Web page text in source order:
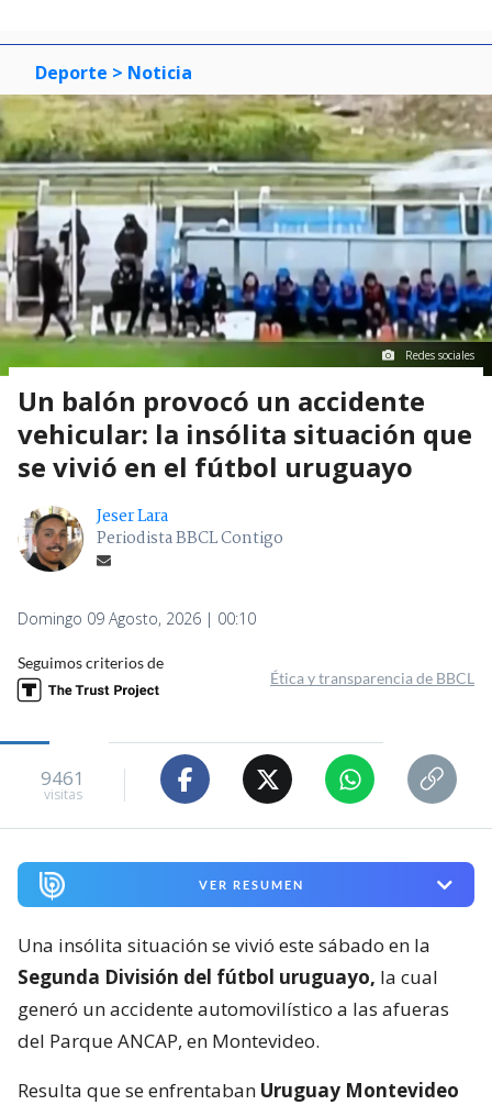
Deporte > Noticia
Redes sociales
Un balón provocó un accidente
vehicular: la insólita situación que
se vivió en el fútbol uruguayo
Jeser Lara
Periodista BBCL Contigo
Domingo 09 Agosto, 2026 | 00:10
Seguimos criterios de
Ética y transparencia de BBCL
9461
visitas
VER RESUMEN
Una insólita situación se vivió este sábado en la
Segunda División del fútbol uruguayo, la cual
generó un accidente automovilístico a las afueras
del Parque ANCAP, en Montevideo.
Resulta que se enfrentaban Uruguay Montevideo